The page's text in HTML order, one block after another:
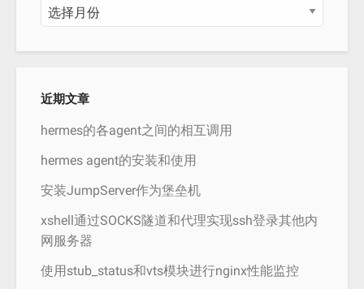
归
档
近期文章
hermes的各agent之间的相互调用
hermes agent的安装和使用
安装JumpServer作为堡垒机
xshell通过SOCKS隧道和代理实现ssh登录其他内
网服务器
使用stub_status和vts模块进行nginx性能监控